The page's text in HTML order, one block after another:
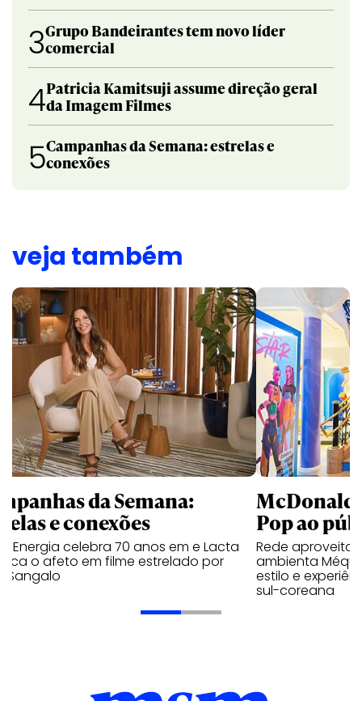
3Grupo Bandeirantes tem novo líder
comercial
4Patricia Kamitsuji assume direção geral
da Imagem Filmes
5Campanhas da Semana: estrelas e
conexões
veja também
da Semana:
e conexões
Energia celebra 70 anos em e Lacta
o afeto em filme estrelado por
Sangalo
Pop ao
Rede aproveita
ambienta Méqui
estilo e
sul-coreana